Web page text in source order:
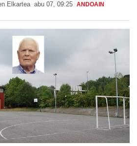
Elkartea abu 07, 09:25 ANDOAIN